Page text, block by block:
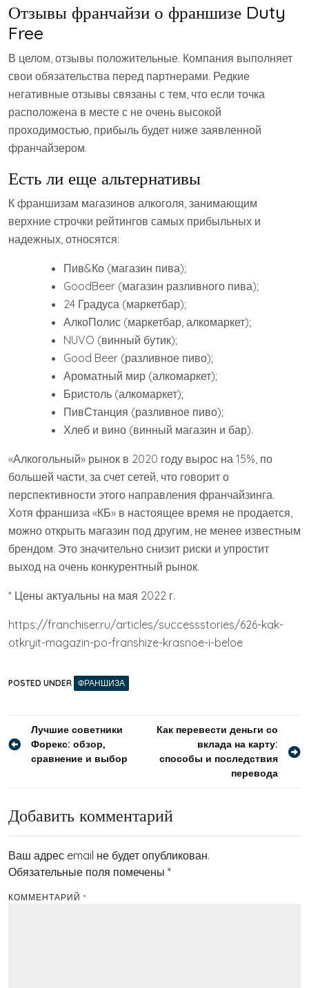
Отзывы франчайзи о франшизе Duty
Free
В целом, отзывы положительные. Компания выполняет
свои обязательства перед партнерами. Редкие
негативные отзывы связаны с тем, что если точка
расположена в месте с не очень высокой
проходимостью, прибыль будет ниже заявленной
франчайзером.
Есть ли еще альтернативы
К франшизам магазинов алкоголя, занимающим
верхние строчки рейтингов самых прибыльных и
надежных, относятся:
Пив&Ко (магазин пива);
GoodBeer (магазин разливного пива);
24 Градуса (маркетбар);
АлкоПолис (маркетбар, алкомаркет);
NUVO (винный бутик);
Good Beer (разливное пиво);
Ароматный мир (алкомаркет);
Бристоль (алкомаркет);
ПивСтанция (разливное пиво);
Хлеб и вино (винный магазин и бар).
«Алкогольный» рынок в 2020 году вырос на 15%, по
большей части, за счет сетей, что говорит о
перспективности этого направления франчайзинга.
Хотя франшиза «КБ» в настоящее время не продается,
можно открыть магазин под другим, не менее известным
брендом. Это значительно снизит риски и упростит
выход на очень конкурентный рынок.
* Цены актуальны на мая 2022 г.
https://franchiser.ru/articles/successstories/626-kak-
otkryit-magazin-po-franshize-krasnoe-i-beloe
POSTED UNDER ФРАНШИЗА
Навигация
по
Лучшие советники
Форекс: обзор,
сравнение и выбор
Как перевести деньги со
вклада на карту:
способы и последствия
перевода
Добавить комментарий
Ваш адрес email не будет опубликован.
Обязательные поля помечены *
КОММЕНТАРИЙ *